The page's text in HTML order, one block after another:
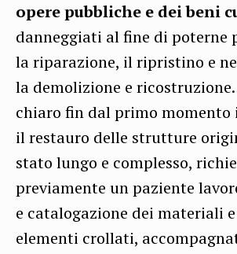
opere pubbliche e dei beni
danneggiati al fine di poterne
la riparazione, il ripristino e
la demolizione e ricostruzione.
chiaro fin dal primo momento
il restauro delle strutture
stato lungo e complesso,
previamente un paziente
e catalogazione dei materiali
elementi crollati,